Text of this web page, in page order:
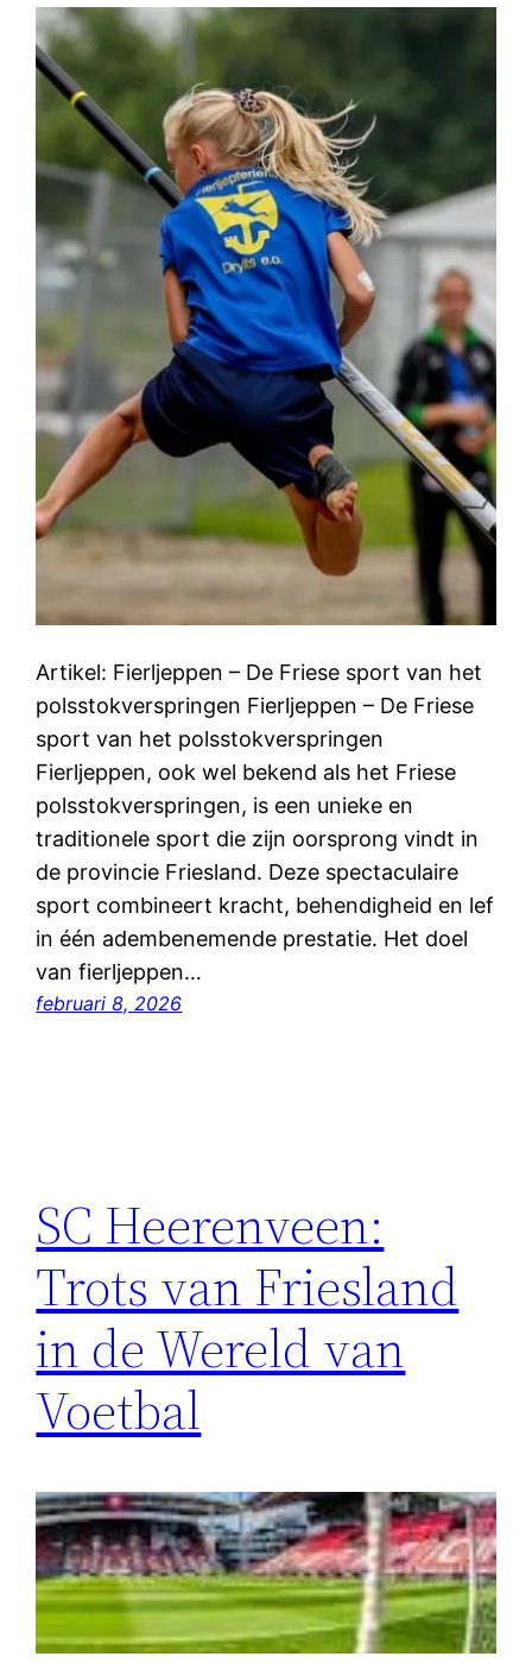
Artikel: Fierljeppen – De Friese sport van het
polsstokverspringen Fierljeppen – De Friese
sport van het polsstokverspringen
Fierljeppen, ook wel bekend als het Friese
polsstokverspringen, is een unieke en
traditionele sport die zijn oorsprong vindt in
de provincie Friesland. Deze spectaculaire
sport combineert kracht, behendigheid en lef
in één adembenemende prestatie. Het doel
van fierljeppen…
februari 8, 2026
SC Heerenveen:
Trots van Friesland
in de Wereld van
Voetbal